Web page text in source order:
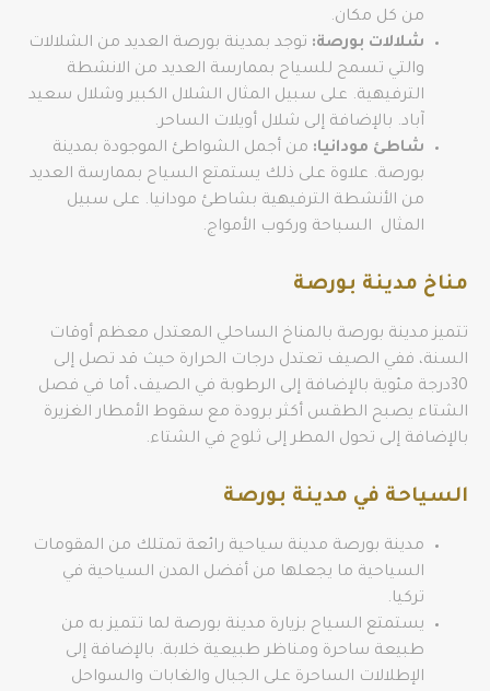
من كل مكان.
شلالات بورصة: توجد بمدينة بورصة العديد من الشلالات
والتي تسمح للسياح بممارسة العديد من الانشطة
الترفيهية. على سبيل المثال الشلال الكبير وشلال سعيد
آباد. بالإضافة إلى شلال أويلات الساحر.
شاطئ مودانيا: من أجمل الشواطئ الموجودة بمدينة
بورصة. علاوة على ذلك يستمتع السياح بممارسة العديد
من الأنشطة الترفيهية بشاطئ مودانيا. على سبيل
المثال السباحة وركوب الأمواج.
مناخ مدينة بورصة
تتميز مدينة بورصة بالمناخ الساحلي المعتدل معظم أوقات
السنة، ففي الصيف تعتدل درجات الحرارة حيث قد تصل إلى
30درجة مئوية بالإضافة إلى الرطوبة في الصيف، أما في فصل
الشتاء يصبح الطقس أكثر برودة مع سقوط الأمطار الغزيرة
بالإضافة إلى تحول المطر إلى ثلوج في الشتاء.
السياحة في مدينة بورصة
مدينة بورصة مدينة سياحية رائعة تمتلك من المقومات
السياحية ما يجعلها من أفضل المدن السياحية في
تركيا.
يستمتع السياح بزيارة مدينة بورصة لما تتميز به من
طبيعة ساحرة ومناظر طبيعية خلابة. بالإضافة إلى
الإطلالات الساحرة على الجبال والغابات والسواحل